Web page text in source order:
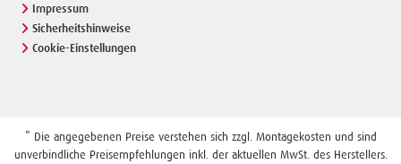
Impressum
Sicherheitshinweise
Cookie-Einstellungen
* Die angegebenen Preise verstehen sich zzgl. Montagekosten und sind
unverbindliche Preisempfehlungen inkl. der aktuellen MwSt. des Herstellers.